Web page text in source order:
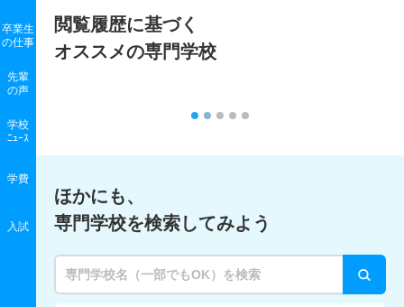
卒業生
の仕事
先輩
の声
学校
ﾆｭｰｽ
学費
入試
閲覧履歴に基づく
オススメの専門学校
ほかにも、
専門学校を検索してみよう